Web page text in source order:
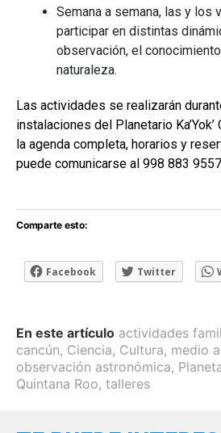
Semana a semana, las y los
participar en distintas
observación, el
naturaleza.
Las actividades se realizarán
instalaciones del Planetario Ka’Yok’
la agenda completa, horarios y
puede comunicarse al 998 883
Comparte esto:
Facebook Twitter
En este artículo actividades
cancún, Ciencia, Cultura, medio
observación astronómica,
Quintana Roo, talleres